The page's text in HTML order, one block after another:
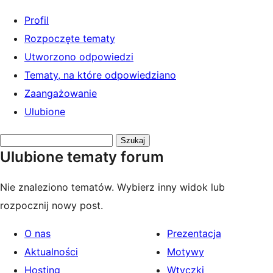
Profil
Rozpoczęte tematy
Utworzono odpowiedzi
Tematy, na które odpowiedziano
Zaangażowanie
Ulubione
tematy:
Ulubione tematy forum
Nie znaleziono tematów. Wybierz inny widok lub
rozpocznij nowy post.
O nas
Aktualności
Hosting
Prezentacja
Motywy
Wtyczki